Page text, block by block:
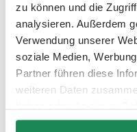
zu können und die
analysieren. Außerdem
Verwendung unserer
soziale Medien,
Partner führen diese
weiteren Daten
gesammelt haben.
Discover the